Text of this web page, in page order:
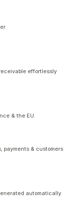
effortlessly
& the EU.
payments & customers
automatically